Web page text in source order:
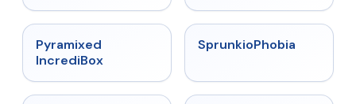
Pyramixed
IncrediBox
★
SprunkioPhobia